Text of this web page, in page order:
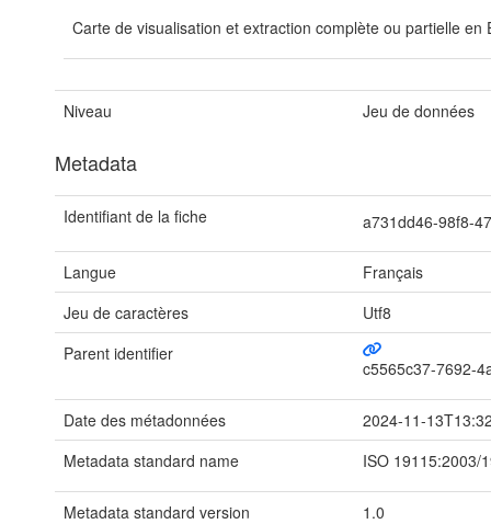
Carte de visualisation et extraction complète ou partielle en
Niveau Jeu de données
Metadata
Identifiant de la fiche a731dd46-98f8-
Langue
Français
Jeu de caractères
Utf8
Parent identifier
c5565c37-7692-
Date des métadonnées
2024-11-
Metadata standard name
ISO 19115:2003/
Metadata standard version 1.0